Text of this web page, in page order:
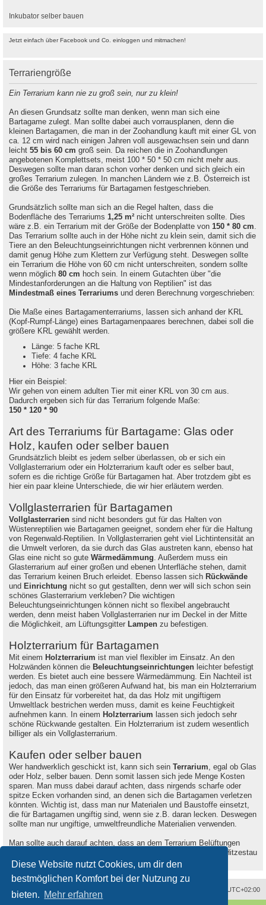
Diese Website nutzt Cookies, um dir den
bestmöglichen Komfort bei der Nutzung zu
bieten. Mehr erfahren
Jetzt einfach über Facebook und Co. einloggen und mitmachen!
Terrariengröße
Ein Terrarium kann nie zu groß sein, nur zu klein!
An diesen Grundsatz sollte man denken, wenn man sich eine
Bartagame zulegt. Man sollte dabei auch vorrausplanen, denn die
kleinen Bartagamen, die man in der Zoohandlung kauft mit einer GL von
ca. 12 cm wird nach einigen Jahren voll ausgewachsen sein und dann
leicht 55 bis 60 cm groß sein. Da reichen die in Zoohandlungen
angebotenen Komplettsets, meist 100 * 50 * 50 cm nicht mehr aus.
Deswegen sollte man daran schon vorher denken und sich gleich ein
großes Terrarium zulegen. In manchen Ländern wie z.B. Österreich ist
die Größe des Terrariums für Bartagamen festgeschrieben.
Grundsätzlich sollte man sich an die Regel halten, dass die
Bodenfläche des Terrariums 1,25 m² nicht unterschreiten sollte. Dies
wäre z.B. ein Terrarium mit der Größe der Bodenplatte von 150 * 80 cm.
Das Terrarium sollte auch in der Höhe nicht zu klein sein, damit sich die
Tiere an den Beleuchtungseinrichtungen nicht verbrennen können und
damit genug Höhe zum Klettern zur Verfügung steht. Deswegen sollte
ein Terrarium die Höhe von 60 cm nicht unterschreiten, sondern sollte
wenn möglich 80 cm hoch sein. In einem Gutachten über "die
Mindestanforderungen an die Haltung von Reptilien" ist das
Mindestmaß eines Terrariums und deren Berechnung vorgeschrieben:
Die Maße eines Bartagamenterrariums, lassen sich anhand der KRL
(Kopf-Rumpf-Länge) eines Bartagamenpaares berechnen, dabei soll die
größere KRL gewählt werden.
Länge: 5 fache KRL
Tiefe: 4 fache KRL
Höhe: 3 fache KRL
Hier ein Beispiel:
Wir gehen von einem adulten Tier mit einer KRL von 30 cm aus.
Dadurch ergeben sich für das Terrarium folgende Maße:
150 * 120 * 90
Art des Terrariums für Bartagame: Glas oder
Holz, kaufen oder selber bauen
Grundsätzlich bleibt es jedem selber überlassen, ob er sich ein
Vollglasterrarium oder ein Holzterrarium kauft oder es selber baut,
sofern es die richtige Größe für Bartagamen hat. Aber trotzdem gibt es
hier ein paar kleine Unterschiede, die wir hier erläutern werden.
Vollglasterrarien für Bartagamen
Vollglasterrarien sind nicht besonders gut für das Halten von
Wüstenreptilien wie Bartagamen geeignet, sondern eher für die Haltung
von Regenwald-Reptilien. In Vollglasterrarien geht viel Lichtintensität an
die Umwelt verloren, da sie durch das Glas austreten kann, ebenso hat
Glas eine nicht so gute Wärmedämmung. Außerdem muss ein
Glasterrarium auf einer großen und ebenen Unterfläche stehen, damit
das Terrarium keinen Bruch erleidet. Ebenso lassen sich Rückwände
und Einrichtung nicht so gut gestallten, denn wer will sich schon sein
schönes Glasterrarium verkleben? Die wichtigen
Beleuchtungseinrichtungen können nicht so flexibel angebraucht
werden, denn meist haben Vollglasterrarien nur im Deckel in der Mitte
die Möglichkeit, am Lüftungsgitter Lampen zu befestigen.
Holzterrarium für Bartagamen
Mit einem Holzterrarium ist man viel flexibler im Einsatz. An den
Holzwänden können die Beleuchtungseinrichtungen leichter befestigt
werden. Es bietet auch eine bessere Wärmedämmung. Ein Nachteil ist
jedoch, das man einen größeren Aufwand hat, bis man ein Holzterrarium
für den Einsatz für vorbereitet hat, da das Holz mit ungiftigem
Umweltlack bestrichen werden muss, damit es keine Feuchtigkeit
aufnehmen kann. In einem Holzterrarium lassen sich jedoch sehr
schöne Rückwande gestalten. Ein Holzterrarium ist zudem wesentlich
billiger als ein Vollglasterrarium.
Kaufen oder selber bauen
Wer handwerklich geschickt ist, kann sich sein Terrarium, egal ob Glas
oder Holz, selber bauen. Denn somit lassen sich jede Menge Kosten
sparen. Man muss dabei darauf achten, dass nirgends scharfe oder
spitze Ecken vorhanden sind, an denen sich die Bartagamen verletzen
könnten. Wichtig ist, dass man nur Materialen und Baustoffe einsetzt,
die für Bartagamen ungiftig sind, wenn sie z.B. daran lecken. Deswegen
sollte man nur ungiftige, umweltfreundliche Materialien verwenden.
Man sollte auch darauf achten, dass an dem Terrarium Belüftungen
eingebaut werden oder integriert sind, damit es nicht zu einem Hitzestau
kommt und die Luft zirkulieren kann.
Inkubator selber bauen
UTC+02:00